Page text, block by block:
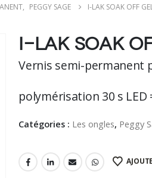
, PEGGY SAGE I-LAK SOAK OFF
I-lAK soak
Vernis semi-permanent
polymérisation 30 s LED
Catégories : Les ongles, Peggy